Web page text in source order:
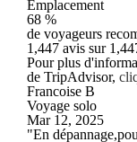
Emplacement
68 %
de voyageurs
1,447 avis sur
Pour plus
de TripAdvisor,
Francoise B
Voyage solo
Mar 12, 2025
"En